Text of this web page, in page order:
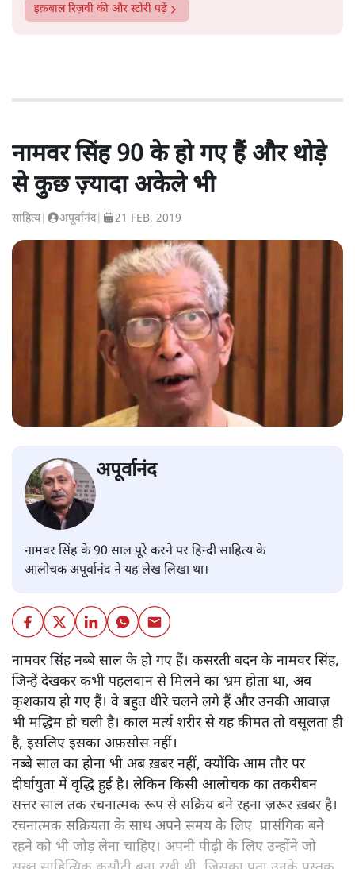
इक़बाल रिज़वी की और स्टोरी पढ़ें
नामवर सिंह 90 के हो गए हैं और थोड़े
से कुछ ज़्यादा अकेले भी
साहित्य| अपूर्वानंद| 21 FEB, 2019
अपूर्वानंद
नामवर सिंह के 90 साल पूरे करने पर हिन्दी साहित्य के
आलोचक अपूर्वानंद ने यह लेख लिखा था।
नामवर सिंह नब्बे साल के हो गए हैं। कसरती बदन के नामवर सिंह,
जिन्हें देखकर कभी पहलवान से मिलने का भ्रम होता था, अब
कृशकाय हो गए हैं। वे बहुत धीरे चलने लगे हैं और उनकी आवाज़
भी मद्धिम हो चली है। काल मर्त्य शरीर से यह कीमत तो वसूलता ही
है, इसलिए इसका अफ़सोस नहीं।
नब्बे साल का होना भी अब ख़बर नहीं, क्योंकि आम तौर पर
दीर्घायुता में वृद्धि हुई है। लेकिन किसी आलोचक का तकरीबन
सत्तर साल तक रचनात्मक रूप से सक्रिय बने रहना ज़रूर ख़बर है।
रचनात्मक सक्रियता के साथ अपने समय के लिए प्रासंगिक बने
रहने को भी जोड़ लेना चाहिए। अपनी पीढ़ी के लिए उन्होंने जो